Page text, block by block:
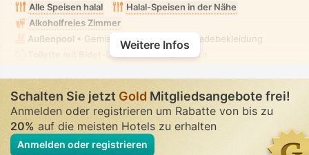
Alle Speisen halal
Halal-Speisen in der Nähe
Alkoholfreies Zimmer
Außenpool • Gemischt • Bescheidene Badebekleidung
Toilette mit Bidet-Düse
• In allen Zimmern
Weitere Infos
Schalten Sie jetztGold Mitgliedsangebote frei!
Anmelden oder registrieren um Rabatte von bis zu
20%auf die meisten Hotels zu erhalten
Anmelden oder registrieren